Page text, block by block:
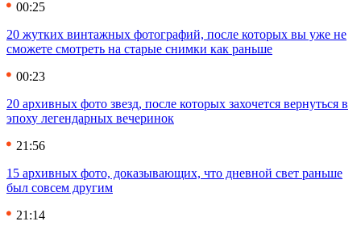
00:25
20 жутких винтажных фотографий, после которых вы уже не
сможете смотреть на старые снимки как раньше
00:23
20 архивных фото звезд, после которых захочется вернуться в
эпоху легендарных вечеринок
21:56
15 архивных фото, доказывающих, что дневной свет раньше
был совсем другим
21:14